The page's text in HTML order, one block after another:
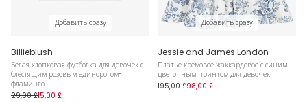
Добавить сразу
Billieblush
Белая хлопковая футболка для девочек с
блестящим розовым единорогом-
фламинго
29,00 £15,00 £
Добавить сразу
Jessie and James London
Платье кремовое жаккардовое с синим
цветочным принтом для девочек
195,00 £98,00 £